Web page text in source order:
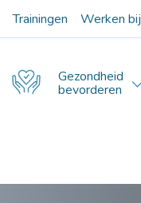
Trainingen Werken bij
Gezondheid
bevorderen